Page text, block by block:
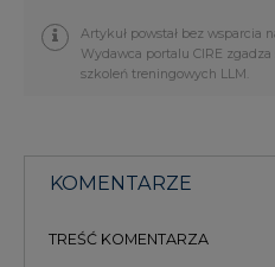
Artykuł powstał bez wsparcia
Wydawca portalu CIRE
szkoleń treningowych LLM.
KOMENTARZE
TREŚĆ KOMENTARZA